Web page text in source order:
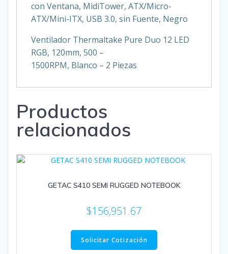
con Ventana, MidiTower, ATX/Micro-
ATX/Mini-ITX, USB 3.0, sin Fuente, Negro
Ventilador Thermaltake Pure Duo 12 LED
RGB, 120mm, 500 –
1500RPM, Blanco – 2 Piezas
Productos
relacionados
GETAC S410 SEMI RUGGED NOTEBOOK
$156,951.67
Solicitar Cotización